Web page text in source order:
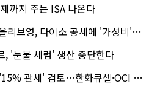
까지 주는 ISA 나온다
영, 다이소 공세에 '가성비'로 맞불
, '눈물 세럼' 생산 중단한다
관세' 검토…한화큐셀·OCI 영향은?